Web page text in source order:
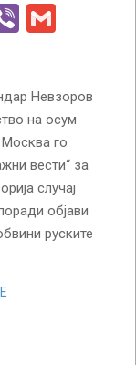
Viber
Невзоров
на осум
го
вести“ за
случај
објави
руските